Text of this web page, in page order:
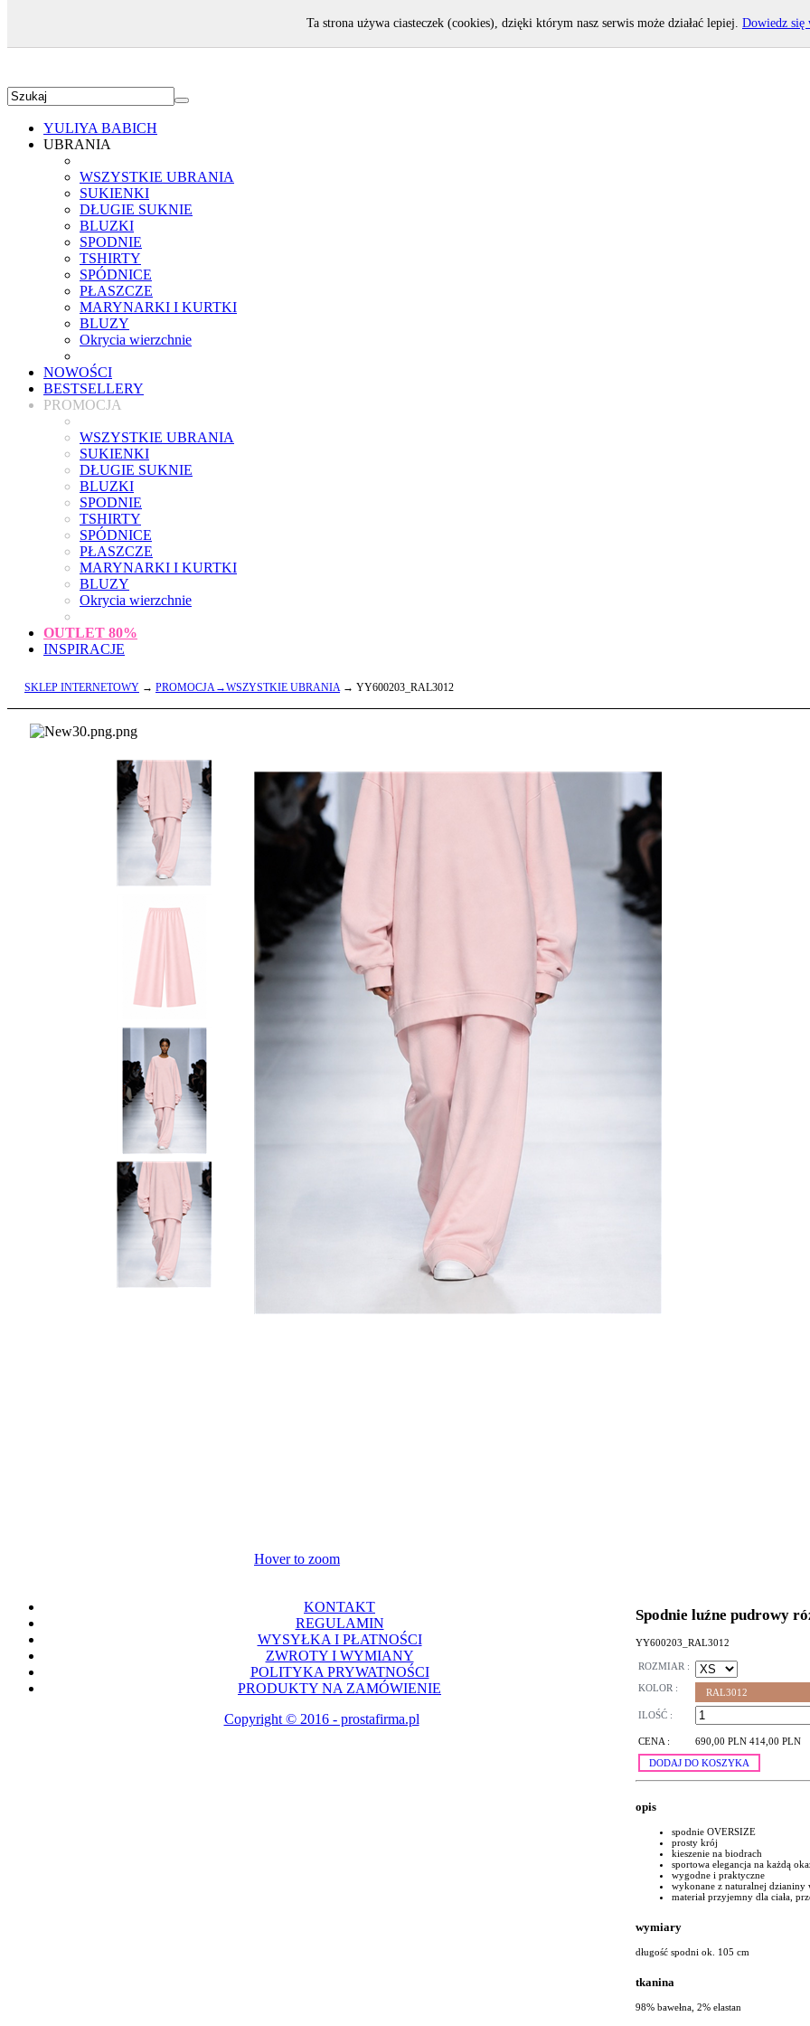
YULIYA BABICH
UBRANIA
WSZYSTKIE UBRANIA
SUKIENKI
DŁUGIE SUKNIE
BLUZKI
SPODNIE
TSHIRTY
SPÓDNICE
PŁASZCZE
MARYNARKI I KURTKI
BLUZY
Okrycia wierzchnie
NOWOŚCI
BESTSELLERY
PROMOCJA
WSZYSTKIE UBRANIA
SUKIENKI
DŁUGIE SUKNIE
BLUZKI
SPODNIE
TSHIRTY
SPÓDNICE
PŁASZCZE
MARYNARKI I KURTKI
BLUZY
Okrycia wierzchnie
OUTLET 80%
INSPIRACJE
SKLEP INTERNETOWY → PROMOCJA→WSZYSTKIE UBRANIA→ YY600203_RAL3012
Hover to zoom
Spodnie luźne pudrowy
YY600203_RAL3012
ROZMIAR :
KOLOR :
RAL3012
ILOŚĆ :
CENA : 690,00 PLN 414,00 PLN
DODAJ DO KOSZYKA
opis
spodnie OVERSIZE
prosty krój
kieszenie na biodrach
sportowa elegancja na każdą
wygodne i praktyczne
wykonane z naturalnej dzianiny
materiał przyjemny dla ciała,
wymiary
długość spodni ok. 105 cm
tkanina
98% bawełna, 2% elastan
KONTAKT
REGULAMIN
WYSYŁKA I PŁATNOŚCI
ZWROTY I WYMIANY
POLITYKA PRYWATNOŚCI
PRODUKTY NA ZAMÓWIENIE
Copyright © 2016 - prostafirma.pl
Ta strona używa ciasteczek (cookies), dzięki którym nasz serwis może działać lepiej. Dowiedz się